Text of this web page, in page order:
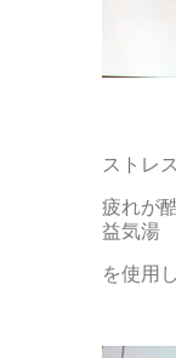
ストレ
疲れが
益気湯
を使用